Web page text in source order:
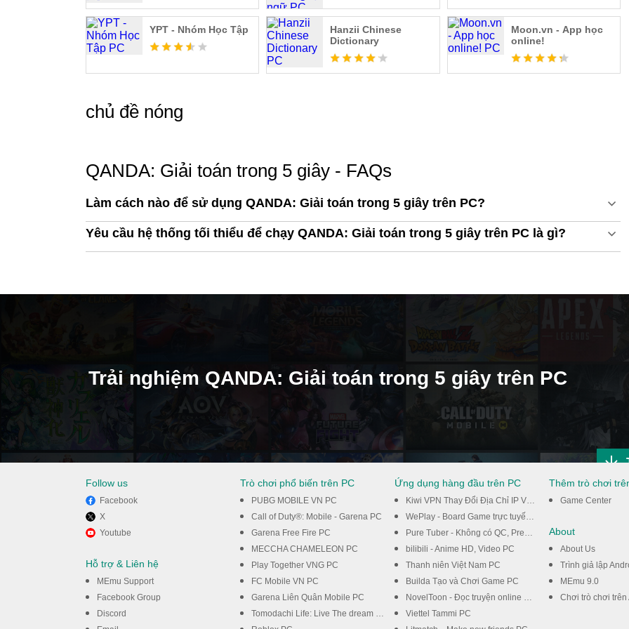
đầu học một cách thông minh hơn và không hề khó hơn. Con đường đến với thành công trong học tập chỉ
còn cách một bước chân!
support.vietnam@mathpresso.com
www.qanda.ai/vi
• Privacy Policy
www.qanda.ai/terms/info_term/vi_VN
YPT - Nhóm Học Tập
Hanzii Chinese
Dictionary
Moon.vn - App học
online!
chủ đề nóng
QANDA: Giải toán trong 5 giây - FAQs
Làm cách nào để sử dụng QANDA: Giải toán trong 5 giây trên PC?
Yêu cầu hệ thống tối thiểu để chạy QANDA: Giải toán trong 5 giây trên PC là gì?
Trải nghiệm QANDA: Giải toán trong 5 giây trên PC
của bạn bằng MEmu
Follow us
Facebook
X
Youtube
Hỗ trợ & Liên hệ
MEmu Support
Facebook Group
Discord
Trò chơi phổ biến trên PC
PUBG MOBILE VN PC
Call of Duty®: Mobile - Garena PC
Garena Free Fire PC
MECCHA CHAMELEON PC
Play Together VNG PC
FC Mobile VN PC
Garena Liên Quân Mobile PC
Tomodachi Life: Live The dream PC
Ứng dụng hàng đầu trên PC
Kiwi VPN Thay Đổi Địa Chỉ IP Vào Mạng Nhanh PC
WePlay - Board Game trực tuyến PC
Pure Tuber - Không có QC, Premium miễn phí PC
bilibili - Anime HD, Video PC
Thanh niên Việt Nam PC
Builda Tạo và Chơi Game PC
NovelToon - Đọc truyện online miễn phí PC
Viettel Tammi PC
Thêm trò chơi
Game Center
About
About Us
Trình giả lập
MEmu 9.0
Chơi trò chơi trên